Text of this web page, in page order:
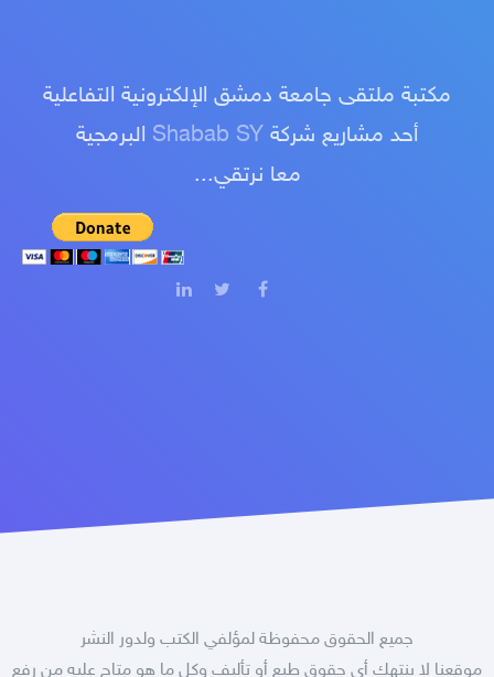
مكتبة ملتقى جامعة دمشق الإلكترونية التفاعلية
أحد مشاريع شركة Shabab SY البرمجية
معا نرتقي...
جميع الحقوق محفوظة لمؤلفي الكتب ولدور النشر
موقعنا لا ينتهك أى حقوق طبع أو تأليف وكل ما هو متاح عليه من رفع